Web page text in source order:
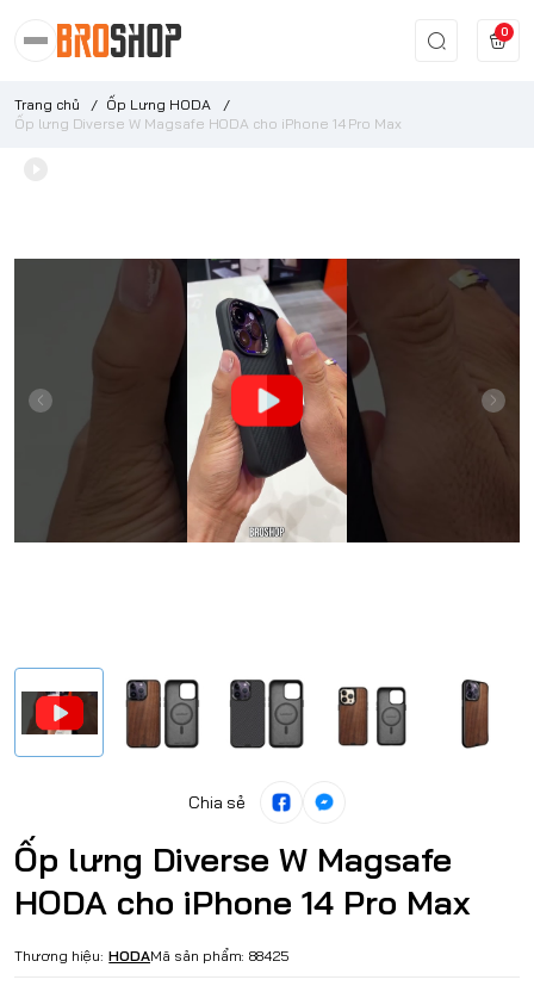
0
Trang chủ / Ốp Lưng HODA
/
Ốp lưng Diverse W Magsafe HODA cho iPhone 14 Pro Max
Chia sẻ
Ốp lưng Diverse W Magsafe
HODA cho iPhone 14 Pro Max
Thương hiệu: HODAMã sản phẩm: 88425